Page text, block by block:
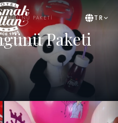
COLLECTION
TR
PAKETI
Paketi